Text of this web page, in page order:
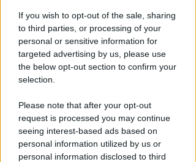
If you wish to opt-out of the sale, sharing
to third parties, or processing of your
personal or sensitive information for
targeted advertising by us, please use
the below opt-out section to confirm your
selection.
Please note that after your opt-out
request is processed you may continue
seeing interest-based ads based on
personal information utilized by us or
personal information disclosed to third
PIAZZA TRE MARTIRI
Aspettando papa Leone, una
ligaza in piazza Tre Martiri